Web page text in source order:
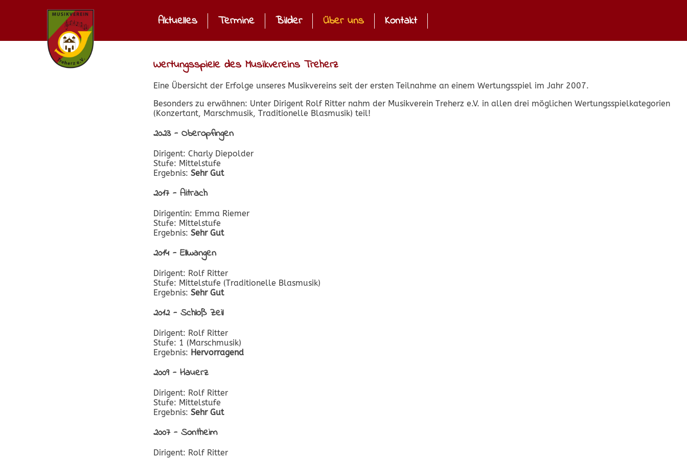
Aktuelles Termine Bilder Über uns Kontakt
Wertungsspiele des Musikvereins Treherz
Eine Übersicht der Erfolge unseres Musikvereins seit der ersten Teilnahme an einem Wertungsspiel im Jahr 2007.
Besonders zu erwähnen: Unter Dirigent Rolf Ritter nahm der Musikverein Treherz e.V. in allen drei möglichen Wertungsspielkategorien
(Konzertant, Marschmusik, Traditionelle Blasmusik) teil!
2023 - Oberopfingen
Dirigent: Charly Diepolder
Stufe: Mittelstufe
Ergebnis: Sehr Gut
2017 - Aitrach
Dirigentin: Emma Riemer
Stufe: Mittelstufe
Ergebnis: Sehr Gut
2014 - Ellwangen
Dirigent: Rolf Ritter
Stufe: Mittelstufe (Traditionelle Blasmusik)
Ergebnis: Sehr Gut
2012 - Schloß Zeil
Dirigent: Rolf Ritter
Stufe: 1 (Marschmusik)
Ergebnis: Hervorragend
2009 - Hauerz
Dirigent: Rolf Ritter
Stufe: Mittelstufe
Ergebnis: Sehr Gut
2007 - Sontheim
Dirigent: Rolf Ritter